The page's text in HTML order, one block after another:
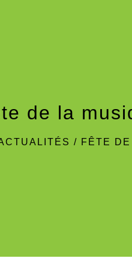
de la
/ FÊTE